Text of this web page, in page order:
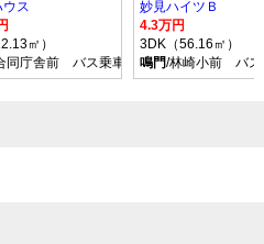
分 停歩5分
ウス
㎡）
同庁舎前 バス乗車時間7分 停歩3分
妙見ハイツＢ
4.3万円
3DK（56.16㎡）
鳴門/林崎小前 バ